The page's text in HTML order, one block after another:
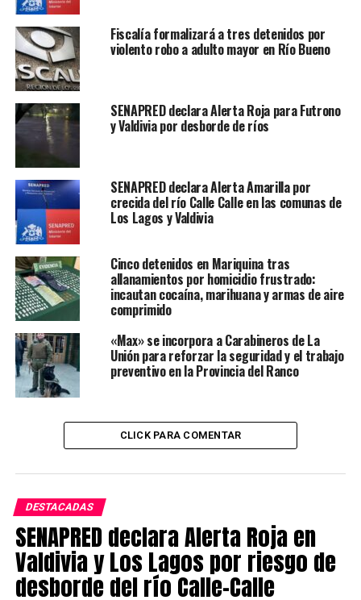
Post Views: 76
TAGS POLICIAL
SIGUIENTE
Delitos de mayor connotación social caen 15,5% en Los
Ríos durante 2026
NO TE PIERDAS
Autoridades y líderes locales recorren planta Llancahue
en el Mes del Agua
Redacción Radio Austral
Fiscalía formalizará a tres detenidos por
violento robo a adulto mayor en Río Bueno
SENAPRED declara Alerta Roja para Futrono
y Valdivia por desborde de ríos
SENAPRED declara Alerta Amarilla por
crecida del río Calle Calle en las comunas de
Los Lagos y Valdivia
Cinco detenidos en Mariquina tras
allanamientos por homicidio frustrado:
incautan cocaína, marihuana y armas de aire
comprimido
«Max» se incorpora a Carabineros de La
Unión para reforzar la seguridad y el trabajo
preventivo en la Provincia del Ranco
CLICK PARA COMENTAR
DESTACADAS
SENAPRED declara Alerta Roja en
Valdivia y Los Lagos por riesgo de
desborde del río Calle-Calle